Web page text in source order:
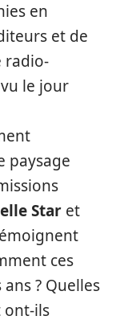
en
et de
radio-
le jour
paysage
Star et
ces
? Quelles
ont-ils